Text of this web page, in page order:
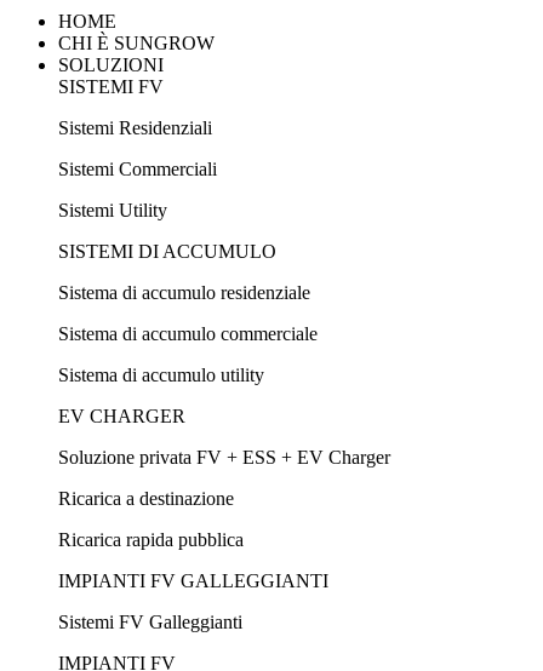
HOME
CHI È SUNGROW
SOLUZIONI
SISTEMI FV
Sistemi Residenziali
Sistemi Commerciali
Sistemi Utility
SISTEMI DI ACCUMULO
Sistema di accumulo residenziale
Sistema di accumulo commerciale
Sistema di accumulo utility
EV CHARGER
Soluzione privata FV + ESS + EV Charger
Ricarica a destinazione
Ricarica rapida pubblica
IMPIANTI FV GALLEGGIANTI
Sistemi FV Galleggianti
IMPIANTI FV